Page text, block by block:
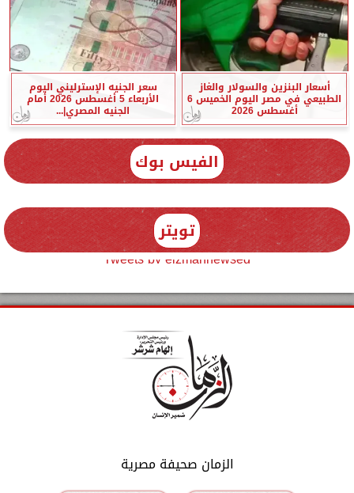
أسعار البنزين والسولار والغاز
الطبيعي في مصر اليوم الخميس 6
أغسطس 2026
سعر الجنيه الإسترليني اليوم
الأربعاء 5 أغسطس 2026 أمام
الجنيه المصري|...
الفيس بوك
تويتر
Tweets by elzmannewseg
الزمان صحيفة مصرية